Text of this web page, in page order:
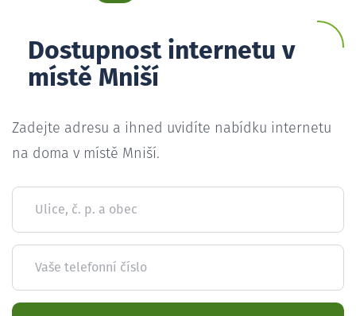
Dostupnost internetu v
místě Mniší
Zadejte adresu a ihned uvidíte nabídku internetu
na doma v místě Mniší.
Ulice, č. p. a obec
Vaše telefonní číslo